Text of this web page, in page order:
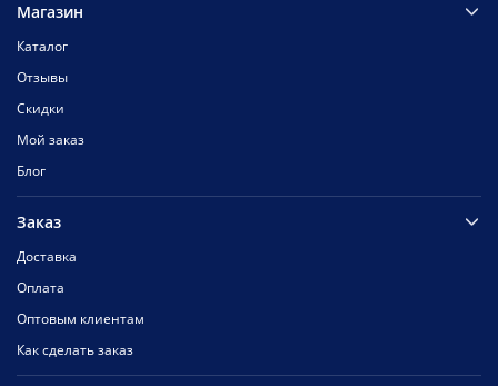
Магазин
Каталог
Отзывы
Скидки
Мой заказ
Блог
Заказ
Доставка
Оплата
Оптовым клиентам
Как сделать заказ